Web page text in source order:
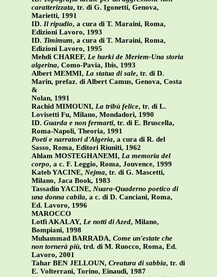
caratterizzata, tr. di G. Igonetti, Genova,
Marietti, 1991
ID. Il ripudio, a cura di T. Maraini, Roma,
Edizioni Lavoro, 1993
ID. Timimum, a cura di T. Maraini, Roma,
Edizioni Lavoro, 1995
Mehdi CHAREF, Le harki de Meriem-Una storia
algerina, Como-Pavia, Ibis, 1993
Albert MEMMI, La statua di sale, tr. di D.
Marin, prefaz. di Albert Camus, Genova, Costa
&
Nolan, 1991
Rachid MIMOUNI, La tribù felice, tr. di L.
Lovisetti Fu, Milano, Mondadori, 1990
ID. Guarda e non fermarti, tr. di E. Bruscella,
Roma-Napoli, Theoria, 1991
Poeti e narratori d'Algeria, a cura di R. del
Sasso, Roma, Editori Riuniti, 1962
Ahlam MOSTEGHANEMI, La memoria del
corpo, a c. F. Leggio, Roma, Jouvence, 1999
Kateb YACINE, Nejma, tr. di G. Mascetti,
Milano, Jaca Book, 1983
Tassadin YACINE, Nuara-Quaderno poetico di
una donna cabila, a c. di D. Canciani, Roma,
Ed. Lavoro, 1996
MAROCCO
Lotfi AKALAY, Le notti di Azed, Milano,
Bompiani, 1998
Muhammad BARRADA, Come un'estate che
non tornerà più, trd. di M. Ruocco, Roma, Ed.
Lavoro, 2001
Tahar BEN JELLOUN, Creatura di sabbia, tr. di
E. Volterrani, Torino, Einaudi, 1987